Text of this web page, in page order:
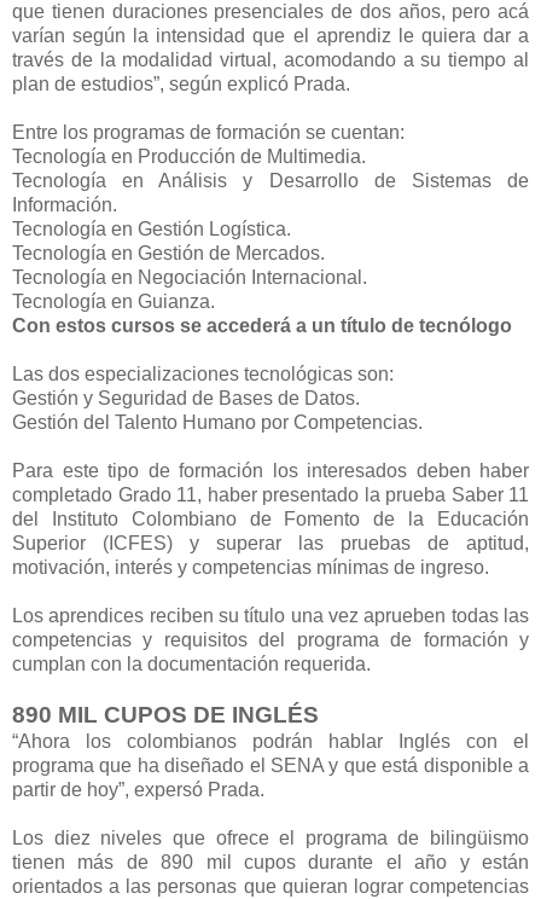
que tienen duraciones presenciales de dos años, pero acá
varían según la intensidad que el aprendiz le quiera dar a
través de la modalidad virtual, acomodando a su tiempo al
plan de estudios”, según explicó Prada.
Entre los programas de formación se cuentan:
Tecnología en Producción de Multimedia.
Tecnología en Análisis y Desarrollo de Sistemas de
Información.
Tecnología en Gestión Logística.
Tecnología en Gestión de Mercados.
Tecnología en Negociación Internacional.
Tecnología en Guianza.
Con estos cursos se accederá a un título de tecnólogo
Las dos especializaciones tecnológicas son:
Gestión y Seguridad de Bases de Datos.
Gestión del Talento Humano por Competencias.
Para este tipo de formación los interesados deben haber
completado Grado 11, haber presentado la prueba Saber 11
del Instituto Colombiano de Fomento de la Educación
Superior (ICFES) y superar las pruebas de aptitud,
motivación, interés y competencias mínimas de ingreso.
Los aprendices reciben su título una vez aprueben todas las
competencias y requisitos del programa de formación y
cumplan con la documentación requerida.
890 MIL CUPOS DE INGLÉS
“Ahora los colombianos podrán hablar Inglés con el
programa que ha diseñado el SENA y que está disponible a
partir de hoy”, expersó Prada.
Los diez niveles que ofrece el programa de bilingüismo
tienen más de 890 mil cupos durante el año y están
orientados a las personas que quieran lograr competencias